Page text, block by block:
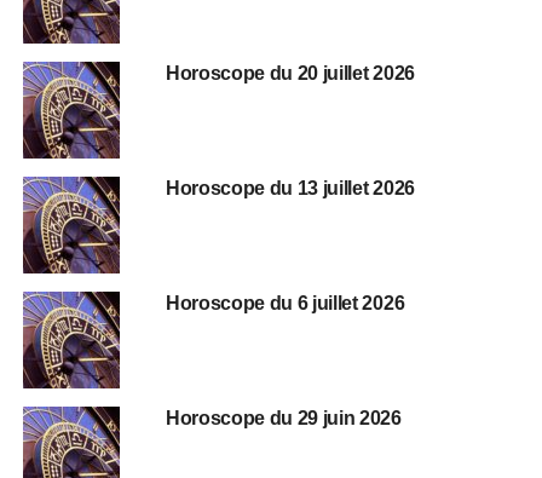
Horoscope du 20 juillet 2026
Horoscope du 13 juillet 2026
Horoscope du 6 juillet 2026
Horoscope du 29 juin 2026